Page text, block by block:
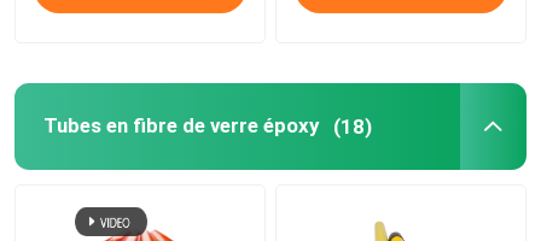
Tubes en fibre de verre époxy (18)